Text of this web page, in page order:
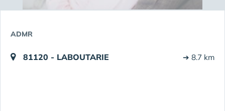
ADMR
81120 - LABOUTARIE ➔ 8.7 km